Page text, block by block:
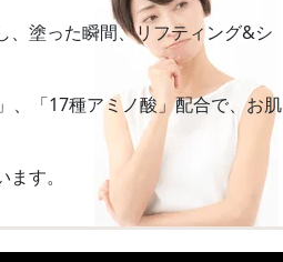
、塗った瞬間、リフティング&シ
、「17種アミノ酸」配合で、お肌
す。